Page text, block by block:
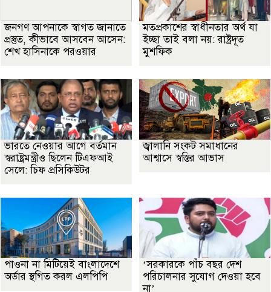
জনগণ আপনাকে স্বাগত জানাতে
প্রস্তুত, কীভাবে আসবেন আসেন:
শেখ হাসিনাকে পরওয়ার
মতপ্রকাশের স্বাধীনতার অর্থ যা
ইচ্ছা তাই বলা নয়: রাষ্ট্রদূত
মুশফিক
ভারতে নেওয়ার আগে বর্তমান
স্বরাষ্ট্রমন্ত্রীও ছিলেন টিএফআই
সেলে: চিফ প্রসিকিউটর
জ্বালানি সংকট সমাধানের
আশ্বাসে স্বস্তির আভাস
পাওনা না মিটিয়েই বাংলাদেশে
অর্ডার স্থগিত করল এলপিপি
‘সরকারকে পাঁচ বছর দেশ
পরিচালনার সুযোগ দেওয়া হবে
না’